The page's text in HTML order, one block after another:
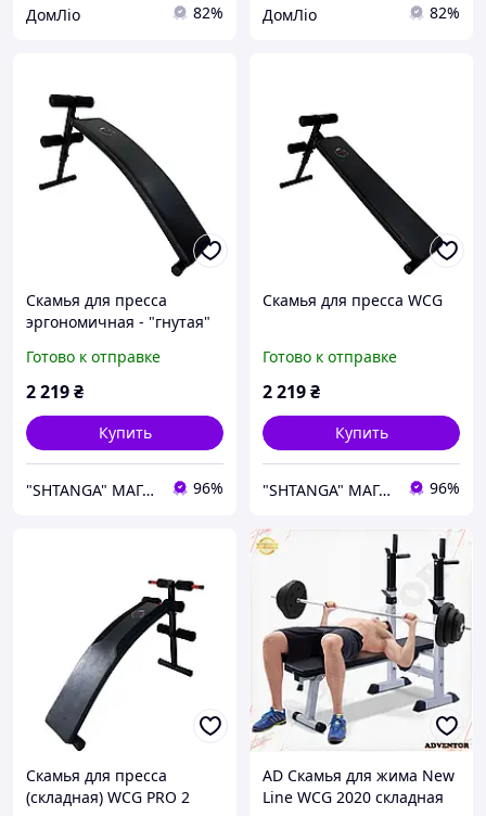
ДомЛіо 82% ДомЛіо 82%
Скамья для пресса
эргономичная - "гнутая"
Готово к отправке
2 219₴
Купить
"SHTANGA" МАГАЗИН СПОРТИВНЫХ ТОВАРОВ 96%
Скамья для пресса WCG
Готово к отправке
2 219₴
Купить
"SHTANGA" МАГАЗИН СПОРТИВНЫХ ТОВАРОВ 96%
Скамья для пресса
(складная) WCG PRO 2
AD Скамья для жима New
Line WCG 2020 складная